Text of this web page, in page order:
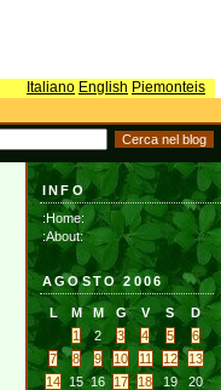
Italiano English Piemonteis
INFO
:Home:
:About:
AGOSTO 2006
L M M G V S
D
1
2 3 4 5
6
7
8 9 10 11 12
13
14
15 16 17 18 19
20